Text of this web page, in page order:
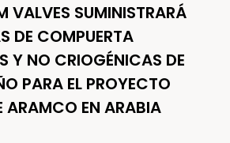
VALVES SUMINISTRARÁ
DE COMPUERTA
Y NO CRIOGÉNICAS DE
PARA EL PROYECTO
ARAMCO EN ARABIA